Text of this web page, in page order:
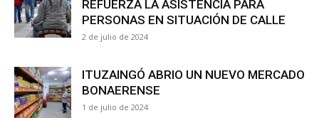
REFUERZA LA ASISTENCIA PARA
PERSONAS EN SITUACIÓN DE CALLE
2 de julio de 2024
ITUZAINGÓ ABRIO UN NUEVO MERCADO
BONAERENSE
1 de julio de 2024